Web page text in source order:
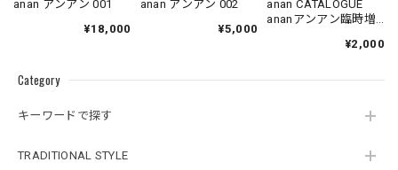
Category
キーワードで探す
TRADITIONAL STYLE
anan アンアン 001
¥18,000
anan アンアン 002
¥5,000
anan CATALOGUE
ananアンアン臨時増
¥2,000